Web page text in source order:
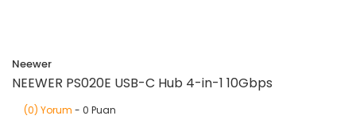
Neewer
NEEWER PS020E USB-C Hub 4-in-1 10Gbps
(0) Yorum - 0 Puan